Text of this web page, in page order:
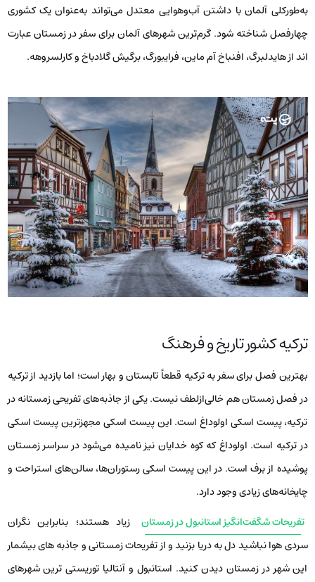
به‌طورکلی آلمان با داشتن آب‌وهوایی معتدل می‌تواند به‌عنوان یک کشوری
چهارفصل شناخته شود. گرم‌ترین شهرهای آلمان برای سفر در زمستان عبارت
اند از هایدلبرگ، افنباخ آم ماین، فرایبورگ، برگیش گلادباخ و کارلسروهه.
ترکیه کشور تاریخ و فرهنگ
بهترین فصل برای سفر به ترکیه قطعاً تابستان و بهار است؛ اما بازدید از ترکیه
در فصل زمستان هم خالی‌ازلطف نیست. یکی از جاذبه‌های تفریحی زمستانه در
ترکیه، پیست اسکی اولوداغ است. این پیست اسکی مجهزترین پیست اسکی
در ترکیه است. اولوداغ که کوه خدایان نیز نامیده می‌شود در سراسر زمستان
پوشیده از برف است. در این پیست اسکی رستوران‌ها، سالن‌های استراحت و
چایخانه‌های زیادی وجود دارد.
تفریحات شگفت‌انگیز استانبول در زمستان
زیاد هستند؛ بنابراین نگران
سردی هوا نباشید دل به دریا بزنید و از تفریحات زمستانی و جاذبه های بیشمار
این شهر در زمستان دیدن کنید. استانبول و آنتالیا توریستی ترین شهرهای